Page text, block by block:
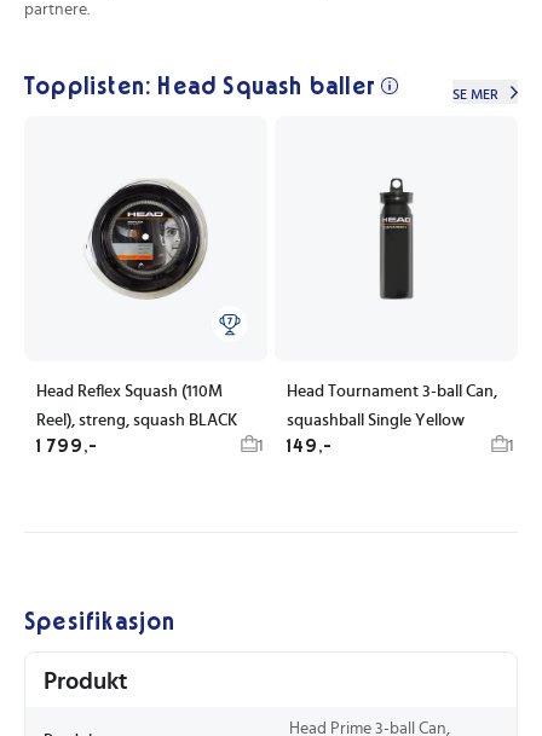
partnere.
Topplisten: Head Squash baller SE MER
Head Reflex Squash (110M
Reel), streng, squash BLACK
1 799,- 1
Head Tournament 3-ball Can,
squashball Single Yellow
149,- 1
Spesifikasjon
Produkt
Head Prime 3-ball Can,